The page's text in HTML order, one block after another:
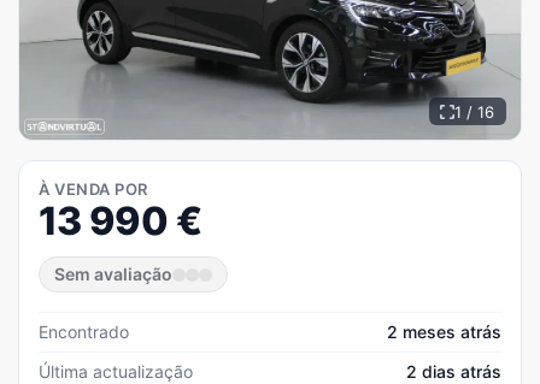
1 / 16
À VENDA POR
13 990 €
Sem avaliação
Encontrado
2 meses atrás
Última actualização
2 dias atrás